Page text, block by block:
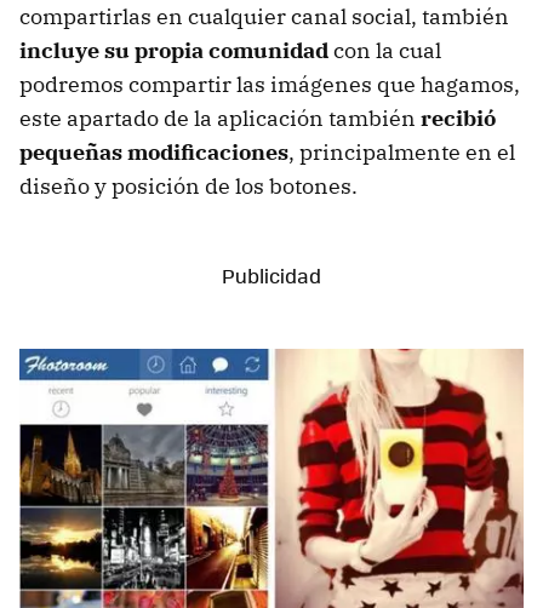
compartirlas en cualquier canal social, también
incluye su propia comunidadcon la cual
podremos compartir las imágenes que hagamos,
este apartado de la aplicación también recibió
pequeñas modificaciones, principalmente en el
diseño y posición de los botones.